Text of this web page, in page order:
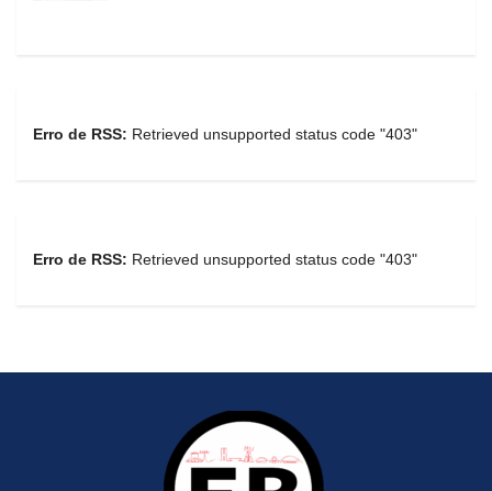
Erro de RSS: Retrieved unsupported status code "403"
Erro de RSS: Retrieved unsupported status code "403"